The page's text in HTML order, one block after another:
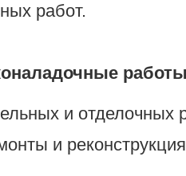
работ.
и отделочных
и реконструкция